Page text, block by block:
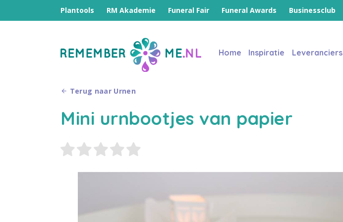
Plantools RM Akademie Funeral Fair Funeral Awards Businessclub
Home Inspiratie Leveranciers
Terug naar Urnen
Mini urnbootjes van papier